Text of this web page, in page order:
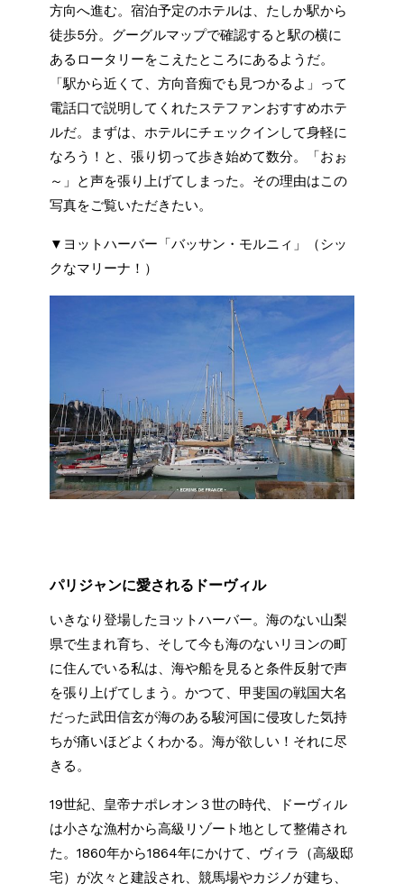
方向へ進む。宿泊予定のホテルは、たしか駅から
徒歩5分。グーグルマップで確認すると駅の横に
あるロータリーをこえたところにあるようだ。
「駅から近くて、方向音痴でも見つかるよ」って
電話口で説明してくれたステファンおすすめホテ
ルだ。まずは、ホテルにチェックインして身軽に
なろう！と、張り切って歩き始めて数分。「おぉ
～」と声を張り上げてしまった。その理由はこの
写真をご覧いただきたい。
▼ヨットハーバー「バッサン・モルニィ」（シッ
クなマリーナ！）
パリジャンに愛されるドーヴィル
いきなり登場したヨットハーバー。海のない山梨
県で生まれ育ち、そして今も海のないリヨンの町
に住んでいる私は、海や船を見ると条件反射で声
を張り上げてしまう。かつて、甲斐国の戦国大名
だった武田信玄が海のある駿河国に侵攻した気持
ちが痛いほどよくわかる。海が欲しい！それに尽
きる。
19世紀、皇帝ナポレオン３世の時代、ドーヴィル
は小さな漁村から高級リゾート地として整備され
た。1860年から1864年にかけて、ヴィラ（高級邸
宅）が次々と建設され、競馬場やカジノが建ち、